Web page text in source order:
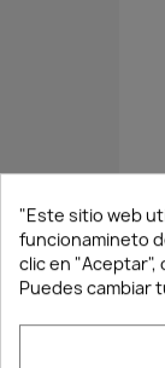
"Este sitio web
funcionamineto
clic en "Aceptar",
Puedes cambiar